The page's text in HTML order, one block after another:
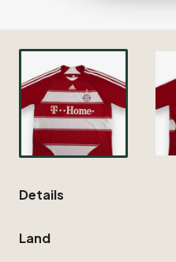
Details
Land